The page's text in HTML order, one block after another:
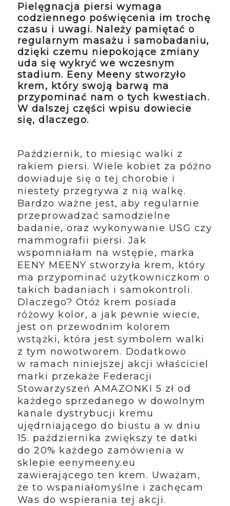
Pielęgnacja piersi wymaga
codziennego poświęcenia im trochę
czasu i uwagi. Należy pamiętać o
regularnym masażu i samobadaniu,
dzięki czemu niepokojące zmiany
uda się wykryć we wczesnym
stadium. Eeny Meeny stworzyło
krem, który swoją barwą ma
przypominać nam o tych kwestiach.
W dalszej części wpisu dowiecie
się, dlaczego.
Październik, to miesiąc walki z
rakiem piersi. Wiele kobiet za późno
dowiaduje się o tej chorobie i
niestety przegrywa z nią walkę.
Bardzo ważne jest, aby regularnie
przeprowadzać samodzielne
badanie, oraz wykonywanie USG czy
mammografii piersi. Jak
wspomniałam na wstępie, marka
EENY MEENY stworzyła krem, który
ma przypominać użytkowniczkom o
takich badaniach i samokontroli.
Dlaczego? Otóż krem posiada
różowy kolor, a jak pewnie wiecie,
jest on przewodnim kolorem
wstążki, która jest symbolem walki
z tym nowotworem. Dodatkowo
w ramach niniejszej akcji właściciel
marki przekaże Federacji
Stowarzyszeń AMAZONKI 5 zł od
każdego sprzedanego w dowolnym
kanale dystrybucji kremu
ujędrniającego do biustu a w dniu
15. października zwiększy te datki
do 20% każdego zamówienia w
sklepie eenymeeny.eu
zawierającego ten krem. Uważam,
że to wspaniałomyślne i zachęcam
Was do wspierania tej akcji.